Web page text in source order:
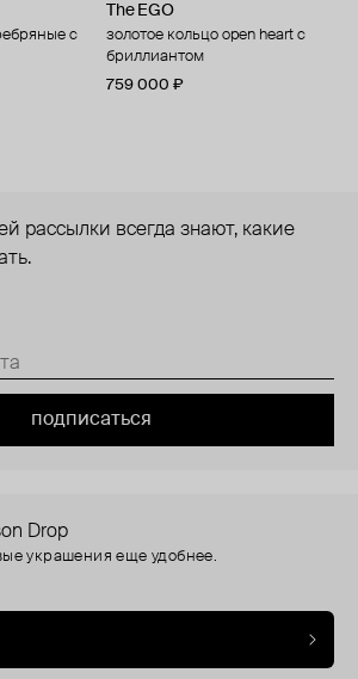
с
The EGO
золотое кольцо open heart с
бриллиантом
759 000 ₽
рассылки всегда знают, какие
подписаться
Drop
украшения еще удобнее.